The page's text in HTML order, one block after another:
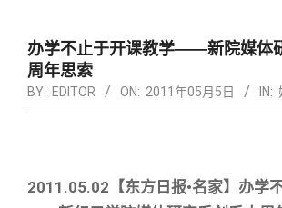
Navigation
Menu
办学不止于开课教学――新院媒体
周年思索
BY: EDITOR ON: 2011年05月5日 IN:
2011.05.02【东方日报•名家】办学